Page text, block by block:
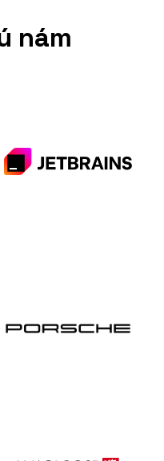
nám